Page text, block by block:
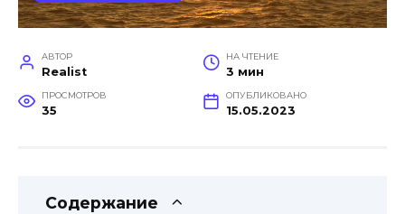
АВТОР
Realist
НА ЧТЕНИЕ
3 мин
ПРОСМОТРОВ
35
ОПУБЛИКОВАНО
15.05.2023
Содержание